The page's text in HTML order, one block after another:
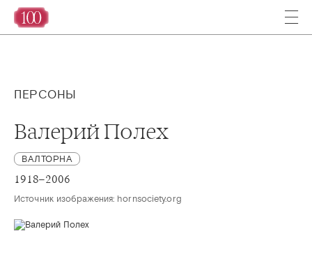
ПЕРСОНЫ
Валерий Полех
ВАЛТОРНА
1918–2006
Источник изображения: hornsociety.org